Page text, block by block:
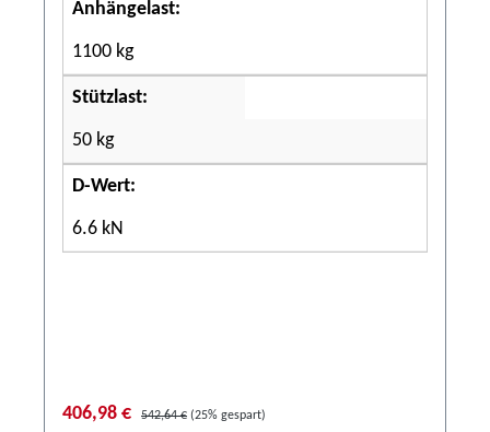
Anhängelast:
1100 kg
Stützlast:
50 kg
D-Wert:
6.6 kN
406,98 € 542,64 € (25% gespart)